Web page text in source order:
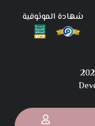
شهادة الموثوقية